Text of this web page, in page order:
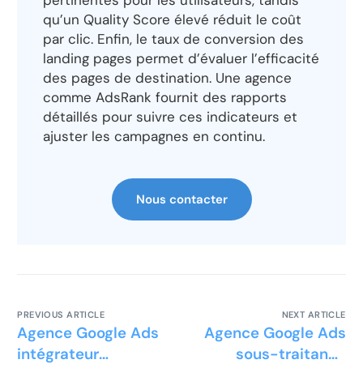
qu’un Quality Score élevé réduit le coût
par clic. Enfin, le taux de conversion des
landing pages permet d’évaluer l’efficacité
des pages de destination. Une agence
comme AdsRank fournit des rapports
détaillés pour suivre ces indicateurs et
ajuster les campagnes en continu.
Nous contacter
PREVIOUS ARTICLE
Agence Google Ads
intégrateur
NEXT ARTICLE
Agence Google Ads
sous-traitance